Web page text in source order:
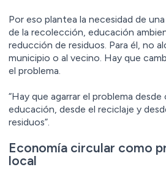
Por eso plantea la necesidad de
de la recolección, educación
reducción de residuos. Para él, no
municipio o al vecino. Hay que
el problema.
“Hay que agarrar el problema
educación, desde el reciclaje y
residuos”.
Economía circular como
local